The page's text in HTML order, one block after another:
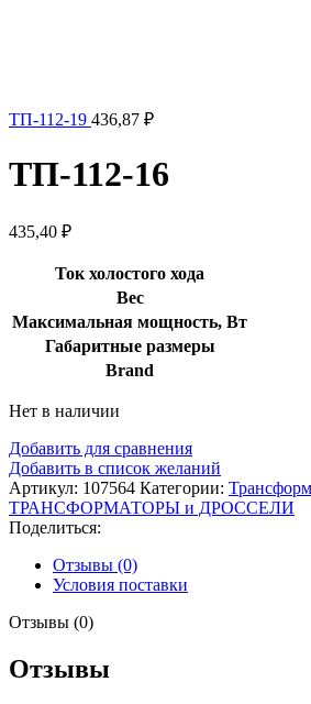
ТП-112-19 436,87 ₽
ТП-112-16
435,40 ₽
Ток холостого хода
Вес
Максимальная мощность, Вт
Габаритные размеры
Brand
Нет в наличии
Добавить для сравнения
Добавить в список желаний
Артикул: 107564 Категории:
ТРАНСФОРМАТОРЫ и ДРОССЕЛИ
Поделиться:
Отзывы (0)
Условия поставки
Отзывы (0)
Отзывы